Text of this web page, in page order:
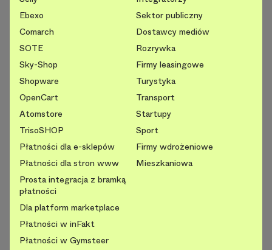
Ebexo
Comarch
SOTE
Sky-Shop
Shopware
OpenCart
Atomstore
TrisoSHOP
Płatności dla e-sklepów
Płatności dla stron www
Prosta integracja z bramką
płatności
Dla platform marketplace
Płatności w inFakt
Płatności w Gymsteer
Sektor publiczny
Dostawcy mediów
Rozrywka
Firmy leasingowe
Turystyka
Transport
Startupy
Sport
Firmy wdrożeniowe
Mieszkaniowa